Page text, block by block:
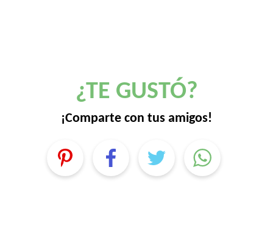
¿TE GUSTÓ?
¡Comparte con tus amigos!